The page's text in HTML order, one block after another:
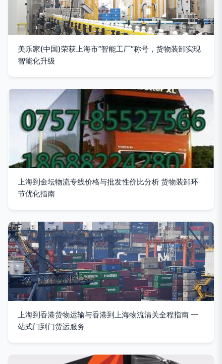
美乐家(中国)荣获上海市“智能工厂”称号，货物装卸实现
智能化升级
上海到金坛物流专线价格与批发性价比分析 货物装卸环
节优化指南
上海到香港货物运输与香港到上海物流清关全程指南 一
站式门到门货运服务